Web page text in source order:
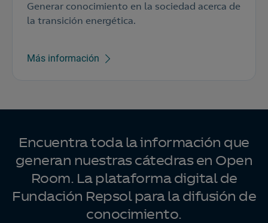
Generar conocimiento en la sociedad acerca de
la transición energética.
Más información
Encuentra toda la información que
generan nuestras cátedras en Open
Room. La plataforma digital de
Fundación Repsol para la difusión de
conocimiento.